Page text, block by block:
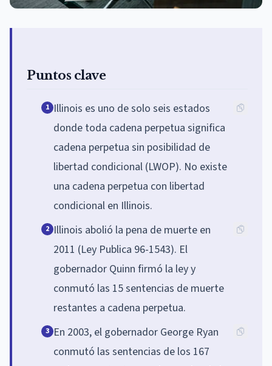
Puntos clave
1 Illinois es uno de solo seis estados
donde toda cadena perpetua significa
cadena perpetua sin posibilidad de
libertad condicional (LWOP). No existe
una cadena perpetua con libertad
condicional en Illinois.
2 Illinois abolió la pena de muerte en
2011 (Ley Publica 96-1543). El
gobernador Quinn firmó la ley y
conmutó las 15 sentencias de muerte
restantes a cadena perpetua.
3 En 2003, el gobernador George Ryan
conmutó las sentencias de los 167